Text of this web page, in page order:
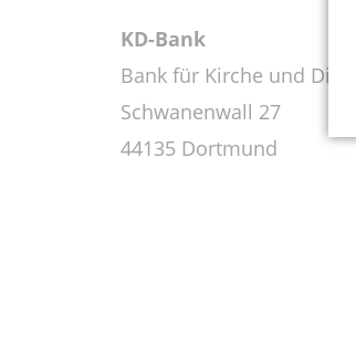
KD-Bank
Bank für Kirche und
Schwanenwall 27
44135 Dortmund